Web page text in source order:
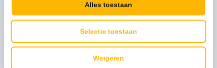
Alles toestaan
Selectie toestaan
Weigeren
Persoonlijk advies nodig?